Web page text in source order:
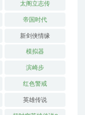
太阁立志传
帝国时代
新剑侠情缘
模拟器
滨崎步
红色警戒
英雄传说